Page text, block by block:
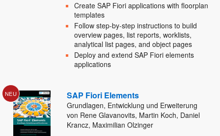
Create SAP Fiori applications with floorplan
templates
Follow step-by-step instructions to build
overview pages, list reports, worklists,
analytical list pages, and object pages
Deploy and extend SAP Fiori elements
applications
NEU SAP Fiori Elements
Grundlagen, Entwicklung und Erweiterung
von Rene Glavanovits, Martin Koch, Daniel
Krancz, Maximilian Olzinger